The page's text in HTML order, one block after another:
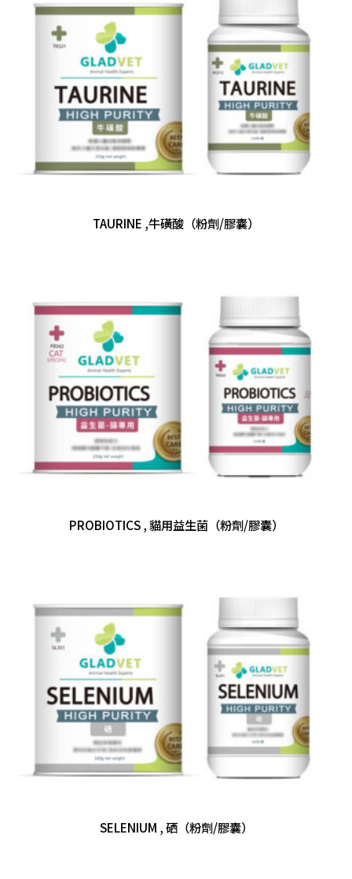
TAURINE ,牛磺酸（粉劑/膠囊）
PROBIOTICS , 貓用益生菌（粉劑/膠囊）
SELENIUM , 硒（粉劑/膠囊）